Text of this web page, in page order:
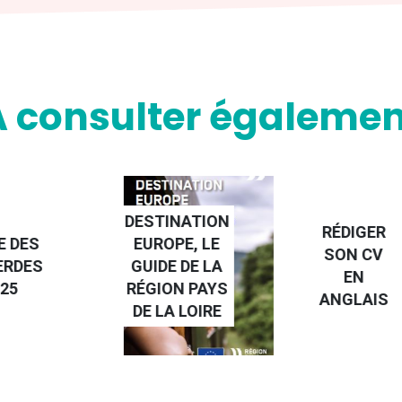
consulter
LE
LA
PAYS
RÉDIGER
SON CV
EN
ANGLAIS
FAIRE UN
STAGE À